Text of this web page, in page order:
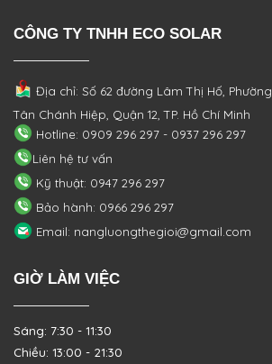
CÔNG TY TNHH ECO SOLAR
Địa chỉ: Số 62 đường Lâm Thị Hố, Phường
Tân Chánh Hiệp, Quận 12, TP. Hồ Chí Minh
Hotline: 0909 296 297 - 0937 296 297
Liên hệ tư vấn
Kỹ thuật: 0947 296 297
Bảo hành: 0966 296 297
Email: nangluongthegioi@gmail.com
GIỜ LÀM VIỆC
Sáng: 7:30 - 11:30
Chiều: 13:00 - 21:30